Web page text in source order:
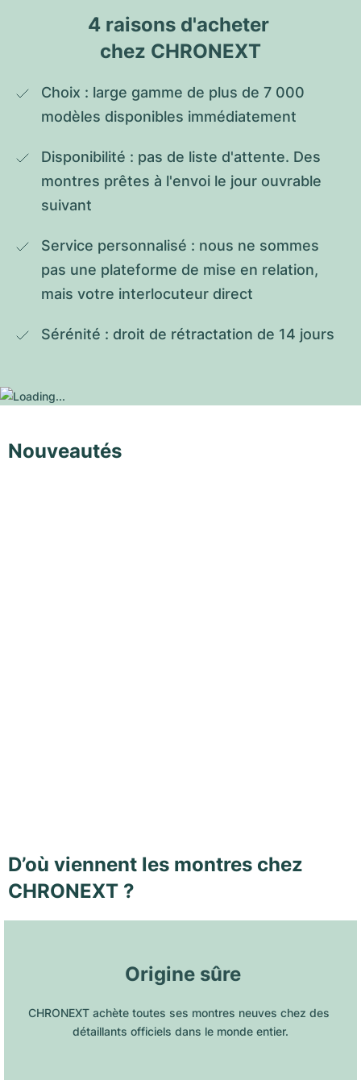
4 raisons d'acheter
chez CHRONEXT
Choix : large gamme de plus de 7 000
modèles disponibles immédiatement
Disponibilité : pas de liste d'attente. Des
montres prêtes à l'envoi le jour ouvrable
suivant
Service personnalisé : nous ne sommes
pas une plateforme de mise en relation,
mais votre interlocuteur direct
Sérénité : droit de rétractation de 14 jours
Nouveautés
D’où viennent les montres chez
CHRONEXT ?
Origine sûre
CHRONEXT achète toutes ses montres neuves chez des
détaillants officiels dans le monde entier.